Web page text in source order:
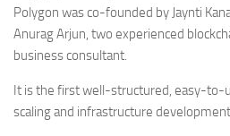
Polygon was co-founded by Jaynti
Anurag Arjun, two experienced
business consultant.
It is the first well-structured, easy-to-
scaling and infrastructure